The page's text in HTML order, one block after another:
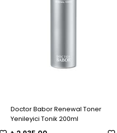
Doctor Babor Renewal Toner
Yenileyici Tonik 200ml